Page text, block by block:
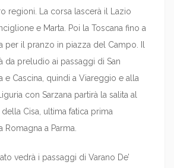
regioni. La corsa lascerà il Lazio
e Marta. Poi la Toscana fino a
per il pranzo in piazza del Campo. Il
da preludio ai passaggi di San
e Cascina, quindi a Viareggio e alla
con Sarzana partirà la salita al
Cisa, ultima fatica prima
Romagna a Parma.
vedrà i passaggi di Varano De’